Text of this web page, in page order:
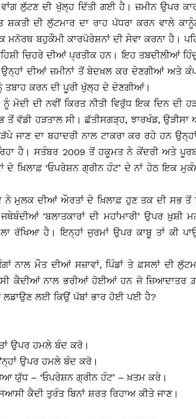
ਲੁੱਟਣ ਦੀ ਖੁੱਲ੍ਹ ਦਿੱਤੀ ਗਈ ਹੈ। ਜ਼ਮੀਨ ਉਪਰ
ਦੀ ਲੁੱਟਮਾਰ ਦਾ ਰਾਹ ਪੱਧਰਾ ਕਰਨ ਵਾਲੇ
ਬਹੁਕੌਮੀ ਕਾਰਪੋਰੇਸ਼ਨਾਂ ਦੀ ਸੇਵਾ ਕਰਨਾ ਹੈ।
ਚਿਹਰੇ ਦੀਆਂ ਪ੍ਰਤੀਕ ਹਨ। ਇਹ ਤਬਦੀਲੀਆਂ
ਉਨ੍ਹਾਂ ਦੀਆਂ ਜ਼ਮੀਨਾਂ ਤੋਂ ਬੇਦਖ਼ਲ ਕਰ ਦੇਣਗੀਆਂ ਅਤੇ
ਕਰਨ ਦੀ ਪੂਰੀ ਖੁੱਲ੍ਹ ਦੇ ਦੇਣਗੀਆਂ।
ਦੀ ਨਵੀਂ ਕਿਰਤ ਨੀਤੀ ਵਿਰੁੱਧ ਇਕ ਦਿਨ ਦੀ
ਵੱਡੀ ਹੜਤਾਲ ਸੀ। ਛੱਤੀਸਗੜ੍ਹ, ਝਾਰਖੰਡ, ਉੜੀਸਾ
ਜਾਣ ਦਾ ਬਹਾਦਰੀ ਨਾਲ ਟਾਕਰਾ ਕਰ ਰਹੇ ਹਨ
ਹੈ। ਸਤੰਬਰ 2009 ਤੋਂ ਹਕੂਮਤ ਨੇ ਕੇਂਦਰੀ ਅਤੇ
ਦੇ ਖ਼ਿਲਾਫ਼ ‘ਓਪਰੇਸ਼ਨ ਗ੍ਰੀਨ ਹੰਟ’ ਦੇ ਨਾਂ ਹੇਠ ਇਕ
ਨੇ ਮੁਲਕ ਦੀਆਂ ਔਰਤਾਂ ਦੇ ਖ਼ਿਲਾਫ਼ ਹੁਣ ਤਕ ਦੀ ਸਭ ਤੋਂ
‘ਬਲਾਤਕਾਰਾਂ ਦੀ ਮਹਾਂਮਾਰੀ’ ਉਪਰ ਖ਼ੁਸ਼ੀ
ਰੱਖਿਆ ਹੈ। ਇਨ੍ਹਾਂ ਜੁਰਮਾਂ ਉਪਰ ਕਾਬੂ ਤਾਂ ਕੀ
ਨਾਲ ਮੌਤ ਦੀਆਂ ਸਜ਼ਾਵਾਂ, ਪਿੰਡਾਂ ਤੇ ਫ਼ਸਲਾਂ ਦੀ
ਕੈਦੀਆਂ ਨਾਲ ਭਰੀਆਂ ਹੋਈਆਂ ਹਨ ਜੋ ਜ਼ਿਆਦਾਤਰ
ਲਈ ਕਿਉਂ ਪੱਬਾਂ ਭਾਰ ਹੋਈ ਪਈ ਹੈ?
ਉਪਰ ਹਮਲੇ ਬੰਦ ਕਰੋ।
ਉਪਰ ਹਮਲੇ ਬੰਦ ਕਰੋ।
ਯੁੱਧ – ‘ਓਪਰੇਸ਼ਨ ਗ੍ਰੀਨ ਹੰਟ’ – ਖ਼ਤਮ ਕਰੇ।
ਕੈਦੀ ਤੁਰੰਤ ਬਿਨਾਂ ਸ਼ਰਤ ਰਿਹਾਅ ਕੀਤੇ ਜਾਣ।